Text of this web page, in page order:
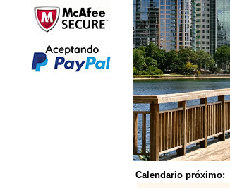
Calendario próximo: